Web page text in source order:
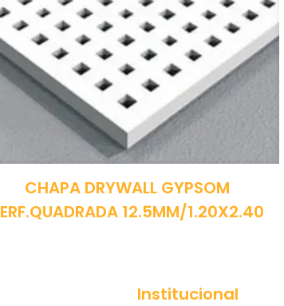
CHAPA DRYWALL GYPSOM
12.5MM/1.20X2.40
Institucional